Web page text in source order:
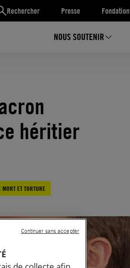
Rechercher Presse Fondation
NOUS SOUTENIR
héritier
ET TORTURE
Continuer sans accepter